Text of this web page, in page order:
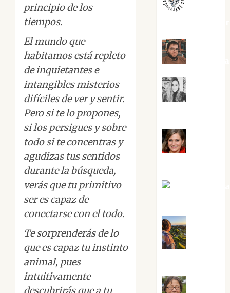
principio de los
tiempos.
El mundo que
habitamos está repleto
de inquietantes e
intangibles misterios
difíciles de ver y sentir.
Pero si te lo propones,
si los persigues y sobre
todo si te concentras y
agudizas tus sentidos
durante la búsqueda,
verás que tu primitivo
ser es capaz de
conectarse con el todo.
Te sorprenderás de lo
que es capaz tu instinto
animal, pues
intuitivamente